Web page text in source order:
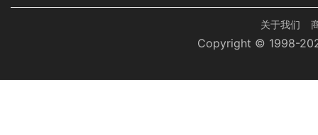
关于我们
Copyright © 1998-